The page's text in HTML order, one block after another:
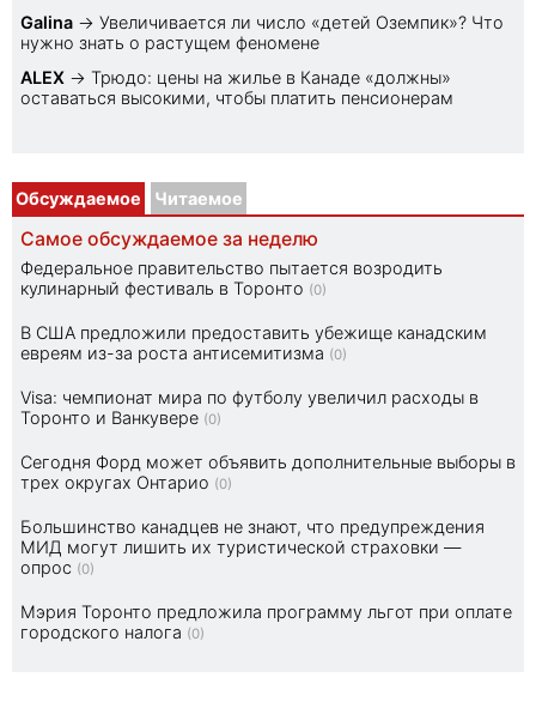
Galina → Увеличивается ли число «детей Оземпик»? Что
нужно знать о растущем феномене
ALEX → Трюдо: цены на жилье в Канаде «должны»
оставаться высокими, чтобы платить пенсионерам
Обсуждаемое Читаемое
Самое обсуждаемое за неделю
Федеральное правительство пытается возродить
кулинарный фестиваль в Торонто (0)
В США предложили предоставить убежище канадским
евреям из-за роста антисемитизма (0)
Visa: чемпионат мира по футболу увеличил расходы в
Торонто и Ванкувере (0)
Сегодня Форд может объявить дополнительные выборы в
трех округах Онтарио (0)
Большинство канадцев не знают, что предупреждения
МИД могут лишить их туристической страховки —
опрос (0)
Мэрия Торонто предложила программу льгот при оплате
городского налога (0)